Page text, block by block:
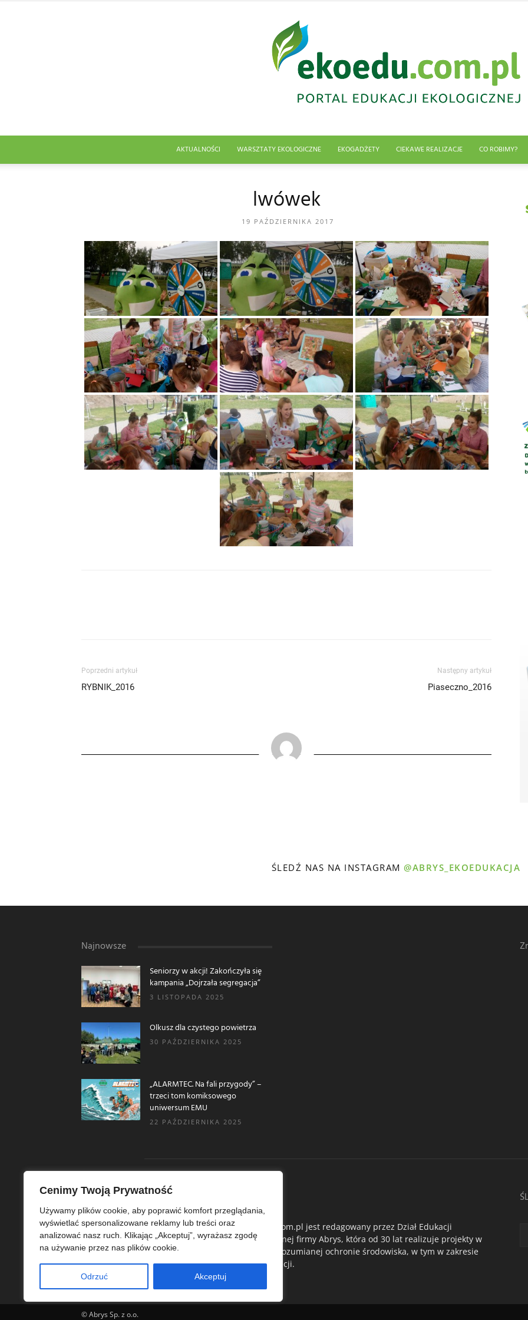
Cenimy Twoją Prywatność
Używamy plików cookie, aby poprawić komfort przeglądania,
wyświetlać spersonalizowane reklamy lub treści oraz
analizować nasz ruch. Klikając „Akceptuj”, wyrażasz zgodę
na używanie przez nas plików cookie.
Odrzuć Akceptuj
ekologiczna
Abrys
AKTUALNOŚCI WARSZTATY EKOLOGICZNE EKOGADŻETY CIEKAWE REALIZACJE CO ROBIMY?
lwówek
19 PAŹDZIERNIKA 2017
Poprzedni artykuł
RYBNIK_2016
Następny artykuł
Piaseczno_2016
ŚLEDŹ NAS NA INSTAGRAM@ABRYS_EKOEDUKACJA
Najnowsze
Seniorzy w akcji! Zakończyła się
kampania „Dojrzała segregacja”
3 LISTOPADA 2025
Olkusz dla czystego powietrza
30 PAŹDZIERNIKA 2025
„ALARMTEC. Na fali przygody” –
trzeci tom komiksowego
uniwersum EMU
22 PAŹDZIERNIKA 2025
Ekoedu.com.pl jest redagowany przez Dział Edukacji
Ekologicznej firmy Abrys, która od 30 lat realizuje projekty w
szeroko rozumianej ochronie środowiska, w tym w zakresie
ekoedukacji.
© Abrys Sp. z o.o.